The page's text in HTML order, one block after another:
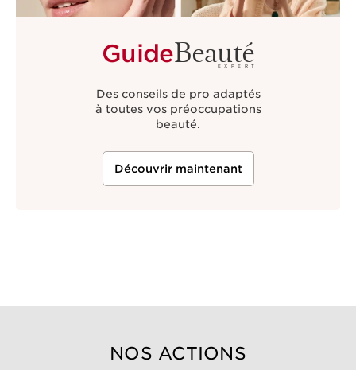
GuideBeauté
EXPERT
Des conseils de pro adaptés
à toutes vos préoccupations
beauté.
Découvrir maintenant
NOS ACTIONS